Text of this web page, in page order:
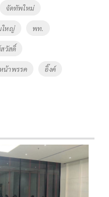
จัดทัพใหม่
ใหญ่ พท.
วัสดิ์
น้าพรรค อิ๊งค์